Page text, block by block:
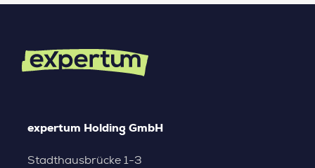
expertum Holding GmbH
Stadthausbrücke 1-3